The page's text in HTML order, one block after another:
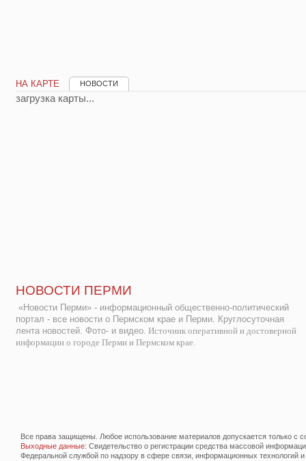
НА КАРТЕ НОВОСТИ
загрузка карты...
НОВОСТИ ПЕРМИ
«Новости Перми» - информационный общественно-политический
портал - все новости о Пермском крае и Перми. Круглосуточная
лента новостей. Фото- и видео. Источник оперативной и достоверной
информации о городе Перми и Пермском крае.
Все права защищены. Любое использование материалов допускается только с
Выходные данные: Свидетельство о регистрации средства массовой
Федеральной службой по надзору в сфере связи, информационных технологий